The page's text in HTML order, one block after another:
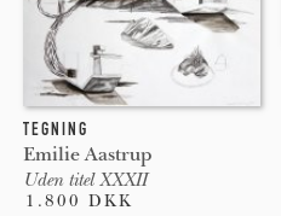
TEGNING
Emilie Aastrup
Uden titel XXXII
1.800 DKK